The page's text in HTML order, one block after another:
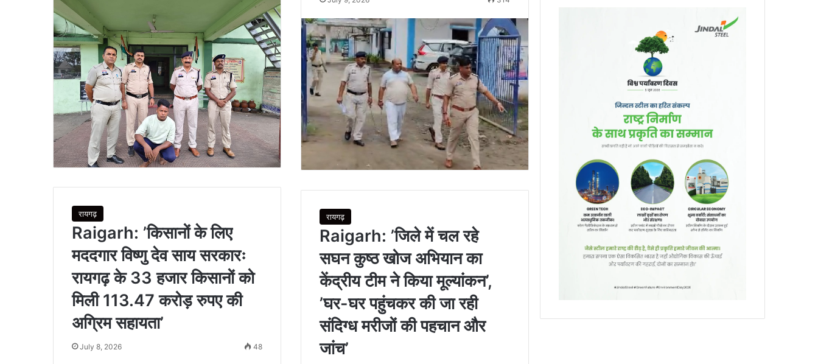
रायगढ़
Raigarh: ’किसानों के लिए
मददगार विष्णु देव साय सरकारः
रायगढ़ के 33 हजार किसानों को
मिली 113.47 करोड़ रुपए की
अग्रिम सहायता’
July 8, 2026 48
रायगढ़
Raigarh: ’जिले में चल रहे
सघन कुष्ठ खोज अभियान का
केंद्रीय टीम ने किया मूल्यांकन’,
’घर-घर पहुंचकर की जा रही
संदिग्ध मरीजों की पहचान और
जांच’